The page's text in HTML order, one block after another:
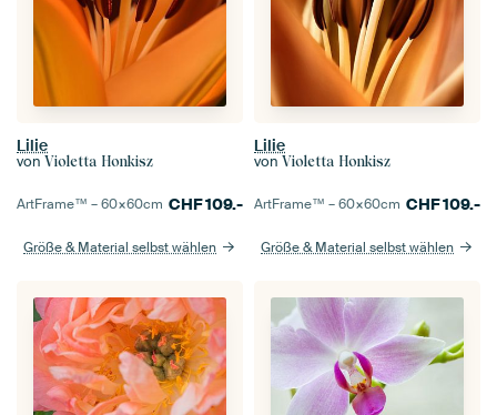
Lilie
von Violetta Honkisz
ArtFrame™ –60×60cm CHF109.-
Größe & Material selbst wählen
Lilie
von Violetta Honkisz
ArtFrame™ –60×60cm CHF109.-
Größe & Material selbst wählen